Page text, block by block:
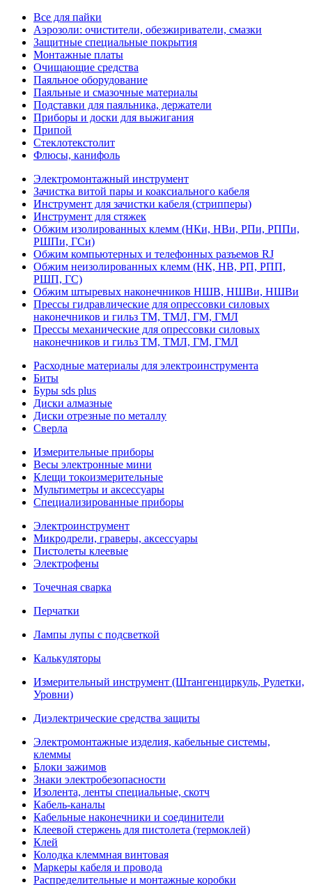
Все для пайки
Аэрозоли: очистители, обезжириватели, смазки
Защитные специальные покрытия
Монтажные платы
Очищающие средства
Паяльное оборудование
Паяльные и смазочные материалы
Подставки для паяльника, держатели
Приборы и доски для выжигания
Припой
Стеклотекстолит
Флюсы, канифоль
Электромонтажный инструмент
Зачистка витой пары и коаксиального кабеля
Инструмент для зачистки кабеля (стрипперы)
Инструмент для стяжек
Обжим изолированных клемм (НКи, НВи, РПи, РППи,
РШПи, ГСи)
Обжим компьютерных и телефонных разъемов RJ
Обжим неизолированных клемм (НК, НВ, РП, РПП,
РШП, ГС)
Обжим штыревых наконечников НШВ, НШВи, НШВи
Прессы гидравлические для опрессовки силовых
наконечников и гильз ТМ, ТМЛ, ГМ, ГМЛ
Прессы механические для опрессовки силовых
наконечников и гильз ТМ, ТМЛ, ГМ, ГМЛ
Расходные материалы для электроинструмента
Биты
Буры sds plus
Диски алмазные
Диски отрезные по металлу
Сверла
Измерительные приборы
Весы электронные мини
Клещи токоизмерительные
Мультиметры и аксессуары
Специализированные приборы
Электроинструмент
Микродрели, граверы, аксессуары
Пистолеты клеевые
Электрофены
Точечная сварка
Перчатки
Лампы лупы с подсветкой
Калькуляторы
Измерительный инструмент (Штангенциркуль, Рулетки,
Уровни)
Диэлектрические средства защиты
Электромонтажные изделия, кабельные системы,
клеммы
Блоки зажимов
Знаки электробезопасности
Изолента, ленты специальные, скотч
Кабель-каналы
Кабельные наконечники и соединители
Клеевой стержень для пистолета (термоклей)
Клей
Колодка клеммная винтовая
Маркеры кабеля и провода
Распределительные и монтажные коробки